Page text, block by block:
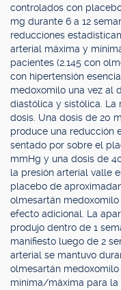
controlados con
mg durante 6 a 12
reducciones
arterial máxima y
pacientes (2.145 con
con hipertensión
medoxomilo una vez al
diastólica y sistólica. La
dosis. Una dosis de 20
produce una reducción
sentado por sobre el
mmHg y una dosis de
la presión arterial valle
placebo de
olmesartán
efecto adicional. La
produjo dentro de 1
manifiesto luego de 2
arterial se mantuvo
olmesartán
mínima/máxima para